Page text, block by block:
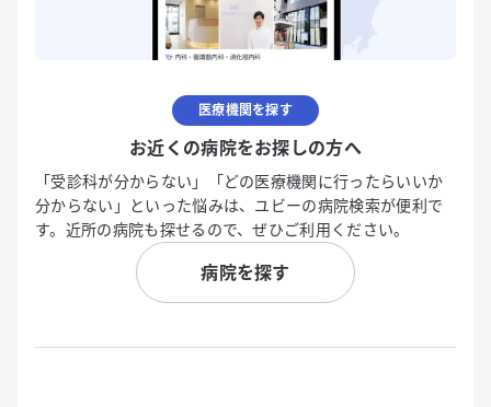
医療機関を探す
お近くの病院をお探しの方へ
「受診科が分からない」「どの医療機関に行ったらいいか
分からない」といった悩みは、ユビーの病院検索が便利で
す。近所の病院も探せるので、ぜひご利用ください。
病院を探す